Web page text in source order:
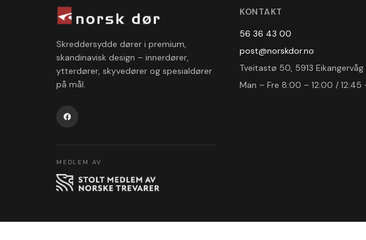
Skreddersydde dører i premium,
skandinavisk design – innerdører,
ytterdører, skyvedører og spesialdører
på mål.
MEDLEM AV
KONTAKT
56 36 43 00
post@norskdor.no
Tveitastø 50, 5913 Eikangervåg
Man – Fre 8:00 – 12:00 / 12:45